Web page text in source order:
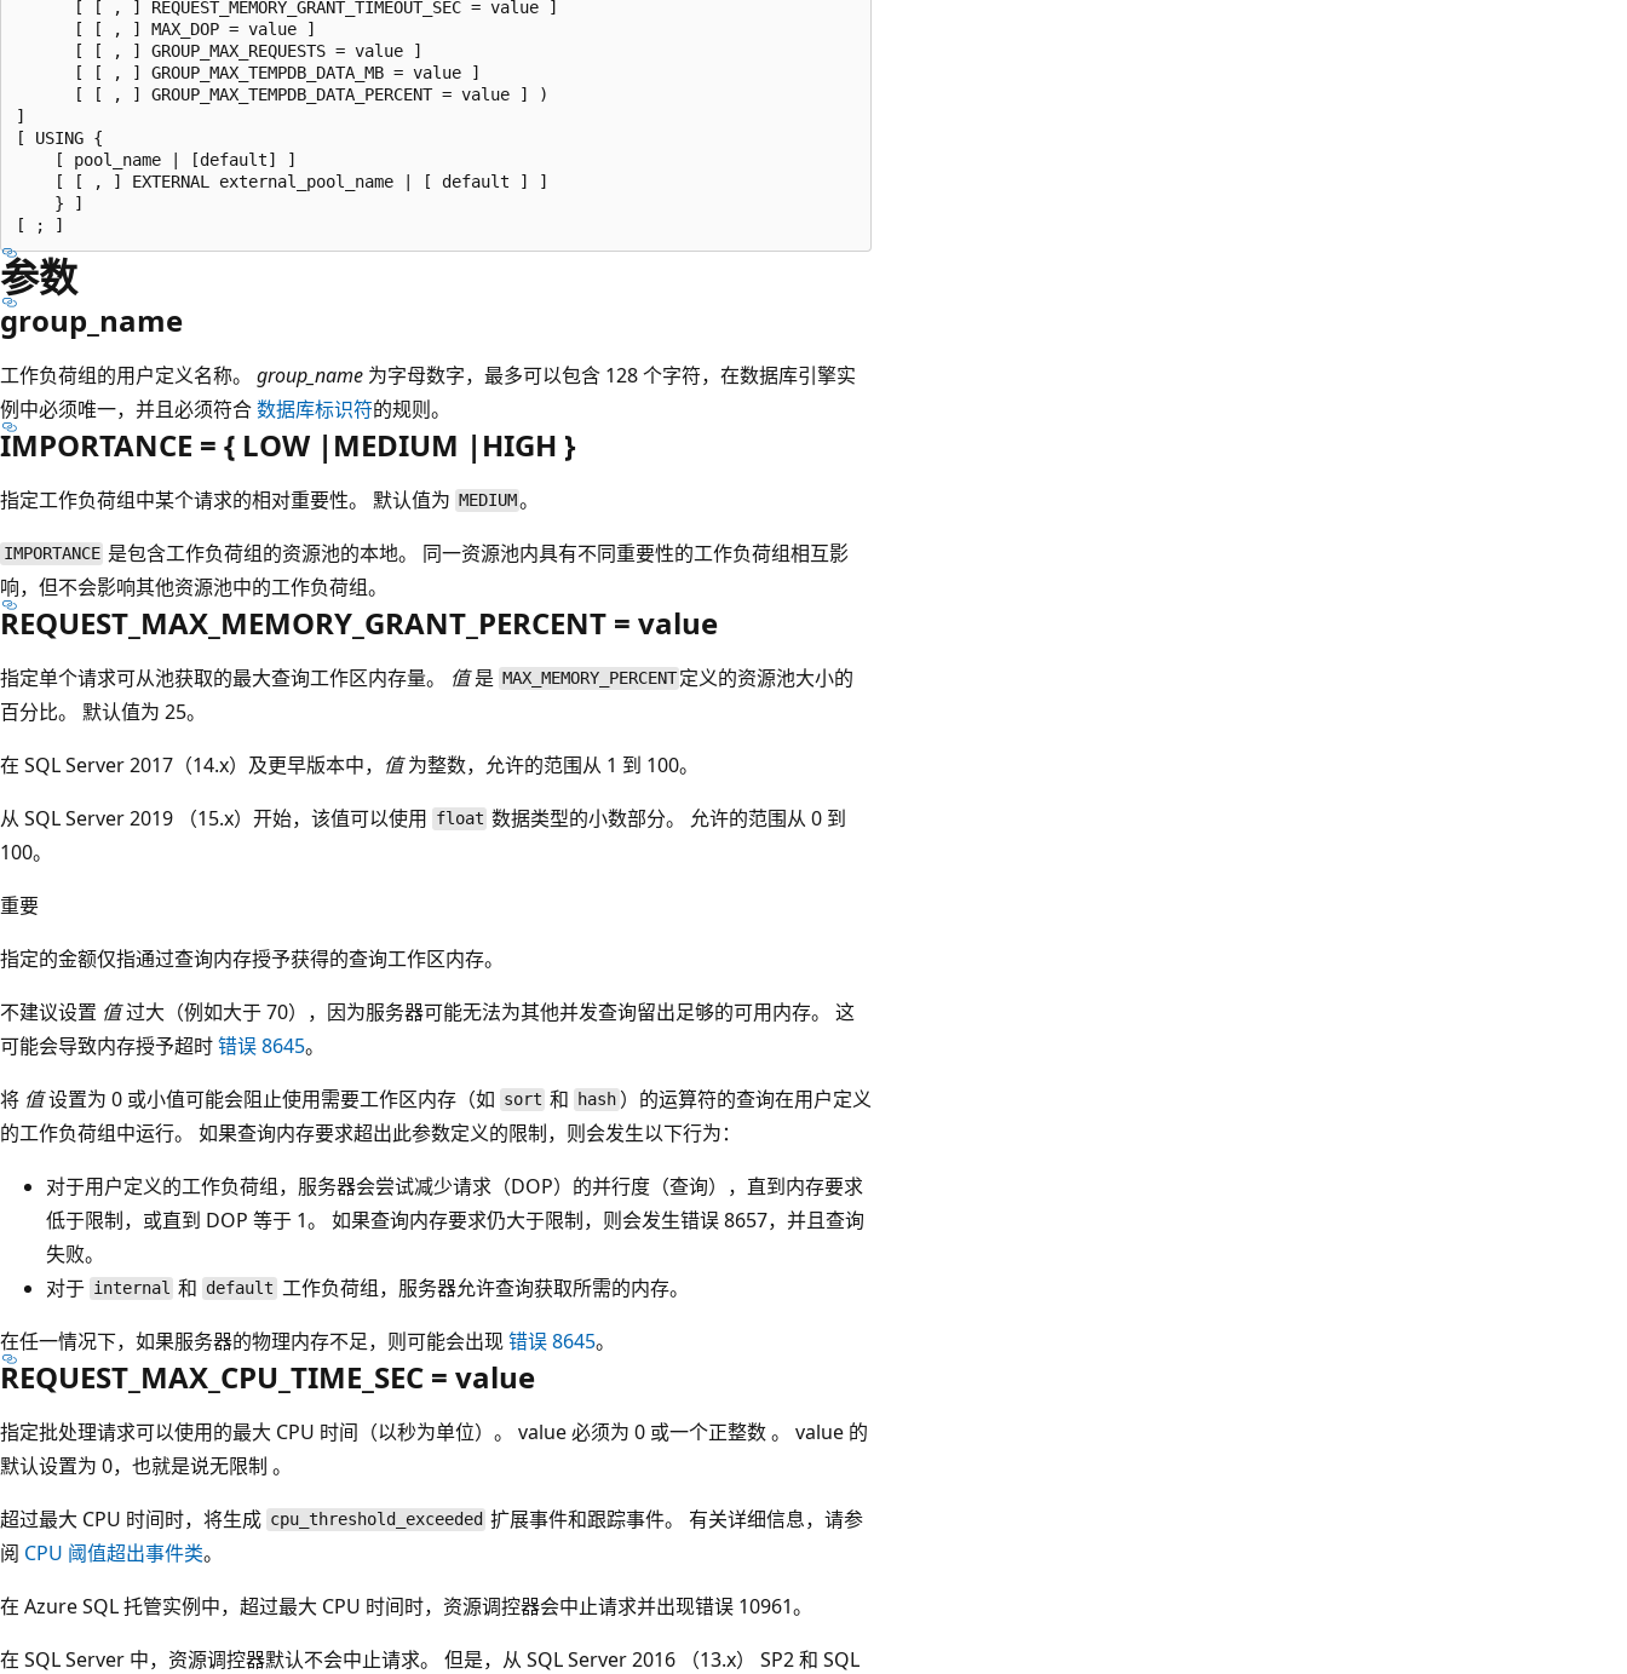
      [ [ , ] REQUEST_MEMORY_GRANT_TIMEOUT_SEC = value ]
      [ [ , ] MAX_DOP = value ]
      [ [ , ] GROUP_MAX_REQUESTS = value ]
      [ [ , ] GROUP_MAX_TEMPDB_DATA_MB = value ]
      [ [ , ] GROUP_MAX_TEMPDB_DATA_PERCENT = value ] )
]
[ USING {
    [ pool_name | [default] ]
    [ [ , ] EXTERNAL external_pool_name | [ default ] ]
    } ]
参数
group_name
工作负荷组的用户定义名称。 group_name 为字母数字，最多可以包含 128 个字符，在数据库引擎实
例中必须唯一，并且必须符合数据库标识符的规则。
IMPORTANCE = { LOW |MEDIUM |HIGH }
指定工作负荷组中某个请求的相对重要性。 默认值为 MEDIUM。
IMPORTANCE 是包含工作负荷组的资源池的本地。 同一资源池内具有不同重要性的工作负荷组相互影
响，但不会影响其他资源池中的工作负荷组。
REQUEST_MAX_MEMORY_GRANT_PERCENT = value
指定单个请求可从池获取的最大查询工作区内存量。 值是 MAX_MEMORY_PERCENT 定义的资源池大小的
百分比。 默认值为 25。
在 SQL Server 2017（14.x）及更早版本中， 值为整数，允许的范围从 1 到 100。
从 SQL Server 2019 （15.x）开始，该值可以使用 float 数据类型的小数部分。 允许的范围从 0 到
100。
重要
指定的金额仅指通过查询内存授予获得的查询工作区内存。
不建议设置 值过大（例如大于 70），因为服务器可能无法为其他并发查询留出足够的可用内存。 这
可能会导致内存授予超时错误 8645。
将 值设置为 0 或小值可能会阻止使用需要工作区内存（如 sort 和 hash）的运算符的查询在用户定义
的工作负荷组中运行。 如果查询内存要求超出此参数定义的限制，则会发生以下行为：
对于用户定义的工作负荷组，服务器会尝试减少请求（DOP）的并行度（查询），直到内存要求
低于限制，或直到 DOP 等于 1。 如果查询内存要求仍大于限制，则会发生错误 8657，并且查询
失败。
对于 internal 和 default 工作负荷组，服务器允许查询获取所需的内存。
在任一情况下，如果服务器的物理内存不足，则可能会出现错误 8645。
REQUEST_MAX_CPU_TIME_SEC = value
指定批处理请求可以使用的最大 CPU 时间（以秒为单位）。 value 必须为 0 或一个正整数 。 value 的
默认设置为 0，也就是说无限制 。
超过最大 CPU 时间时，将生成 cpu_threshold_exceeded 扩展事件和跟踪事件。 有关详细信息，请参
阅 CPU 阈值超出事件类。
在 Azure SQL 托管实例中，超过最大 CPU 时间时，资源调控器会中止请求并出现错误 10961。
在 SQL Server 中，资源调控器默认不会中止请求。 但是，从 SQL Server 2016 （13.x） SP2 和 SQL